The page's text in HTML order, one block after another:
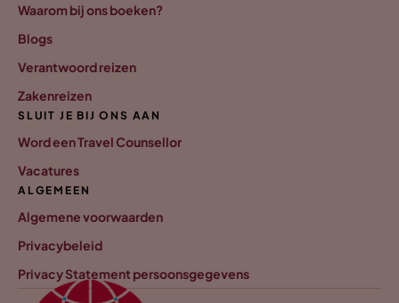
Waarom bij ons boeken?
Blogs
Verantwoord reizen
Zakenreizen
SLUIT JE BIJ ONS AAN
Word een Travel Counsellor
Vacatures
ALGEMEEN
Algemene voorwaarden
Privacybeleid
Privacy Statement persoonsgegevens